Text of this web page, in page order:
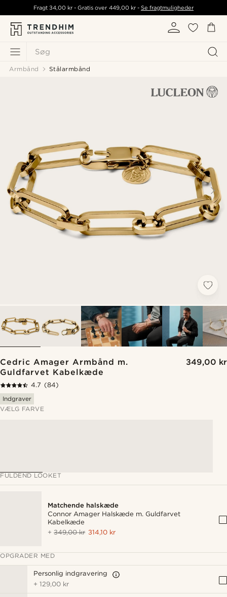
Søg
Fragt34,00 kr - Gratis over 449,00 kr- Se fragtmuligheder
Armbånd Stålarmbånd
Cedric Amager Armbånd m.
Guldfarvet Kabelkæde
349,00 kr
4.7 (84)
Indgraver
VÆLG FARVE
FULDEND LOOKET
Matchende halskæde
Connor Amager Halskæde m. Guldfarvet
Kabelkæde
+349,00 kr 314,10 kr
OPGRADER MED
Personlig indgravering
+129,00 kr